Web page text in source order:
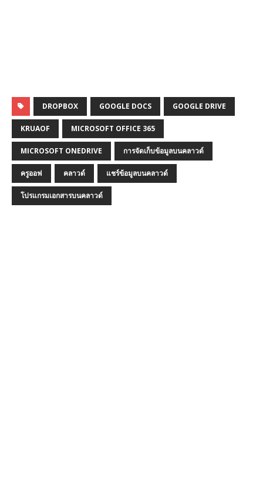
DROPBOX GOOGLE DOCS GOOGLE DRIVE
KRUAOF MICROSOFT OFFICE 365
MICROSOFT ONEDRIVE การจัดเก็บข้อมูลบนคลาวด์
ครูออฟ คลาวด์ แชร์ข้อมูลบนคลาวด์
โปรแกรมเอกสารบนคลาวด์